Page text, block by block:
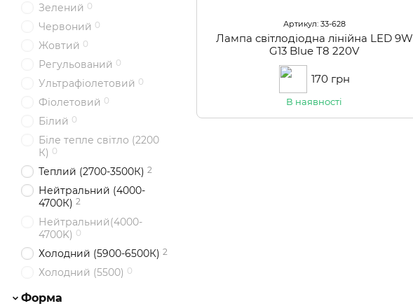
Артикул: 33-628
Лампа світлодіодна лінійна LED 9W
G13 Blue Т8 220V
170 грн
В наявності
Зелений 0
Червоний 0
Жовтий 0
Регульований 0
Ультрафіолетовий 0
Фіолетовий 0
Білий 0
Біле тепле світло (2200
К) 0
Теплий (2700-3500К) 2
Нейтральний (4000-
4700К) 2
Нейтральний(4000-
4700K) 0
Холодний (5900-6500К) 2
Холодний (5500) 0
Форма